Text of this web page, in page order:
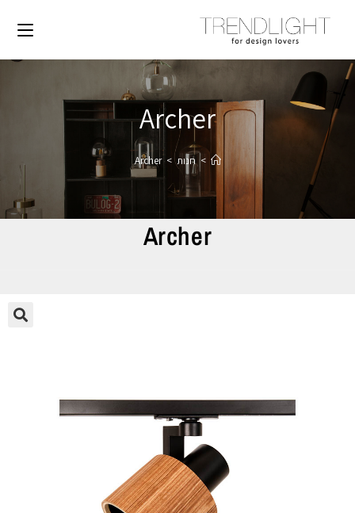
Archer
> חנות >
Archer
Archer